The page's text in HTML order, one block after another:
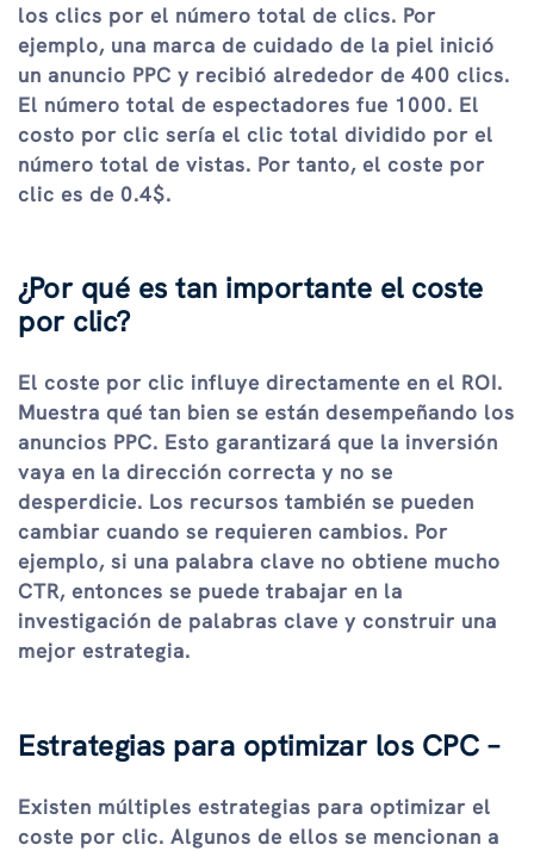
los clics por el número total de clics. Por
ejemplo, una marca de cuidado de la piel inició
un anuncio PPC y recibió alrededor de 400 clics.
El número total de espectadores fue 1000. El
costo por clic sería el clic total dividido por el
número total de vistas. Por tanto, el coste por
clic es de 0.4$.
¿Por qué es tan importante el coste
por clic?
El coste por clic influye directamente en el ROI.
Muestra qué tan bien se están desempeñando los
anuncios PPC. Esto garantizará que la inversión
vaya en la dirección correcta y no se
desperdicie. Los recursos también se pueden
cambiar cuando se requieren cambios. Por
ejemplo, si una palabra clave no obtiene mucho
CTR, entonces se puede trabajar en la
investigación de palabras clave y construir una
mejor estrategia.
Estrategias para optimizar los CPC –
Existen múltiples estrategias para optimizar el
coste por clic. Algunos de ellos se mencionan a